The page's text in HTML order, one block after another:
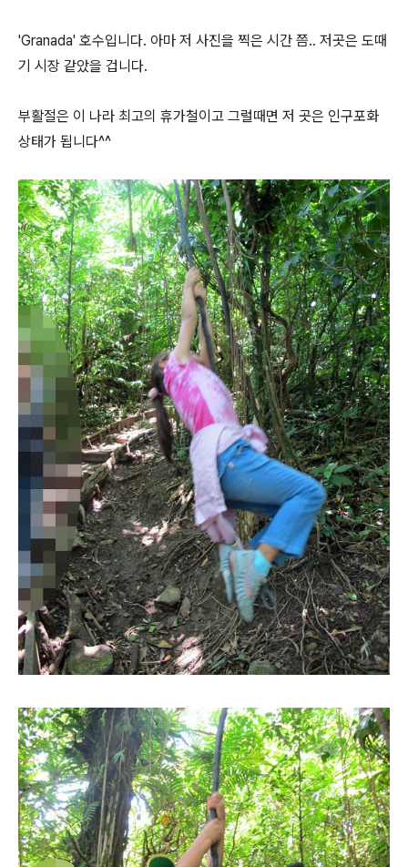
'Granada' 호수입니다. 아마 저 사진을 찍은 시간 쯤.. 저곳은 도때
기 시장 같았을 겁니다.
부활절은 이 나라 최고의 휴가철이고 그럴때면 저 곳은 인구포화
상태가 됩니다^^